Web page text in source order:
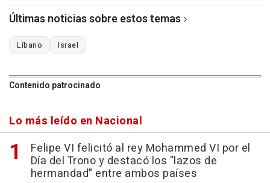
Últimas noticias sobre estos temas
Líbano Israel
Contenido patrocinado
Lo más leído en Nacional
Felipe VI felicitó al rey Mohammed VI por el
Día del Trono y destacó los "lazos de
hermandad" entre ambos países